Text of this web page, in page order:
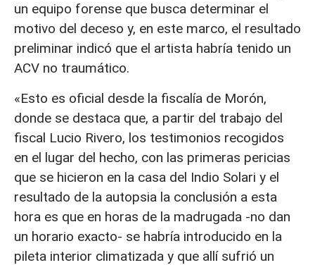
un equipo forense que busca determinar el
motivo del deceso y, en este marco, el resultado
preliminar indicó que el artista habría tenido un
ACV no traumático.
«Esto es oficial desde la fiscalía de Morón,
donde se destaca que, a partir del trabajo del
fiscal Lucio Rivero, los testimonios recogidos
en el lugar del hecho, con las primeras pericias
que se hicieron en la casa del Indio Solari y el
resultado de la autopsia la conclusión a esta
hora es que en horas de la madrugada -no dan
un horario exacto- se habría introducido en la
pileta interior climatizada y que allí sufrió un